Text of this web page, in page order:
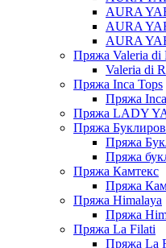
AURA
AURA
AURA
Пряжа Valeria di
Valeria di
Пряжа Inca Tops
Пряжа
Пряжа LADY
Пряжа
Пряжа
Пряжа
Пряжа Камтекс
Пряжа
Пряжа Himalaya
Пряжа
Пряжа La Filati
Пряжа La